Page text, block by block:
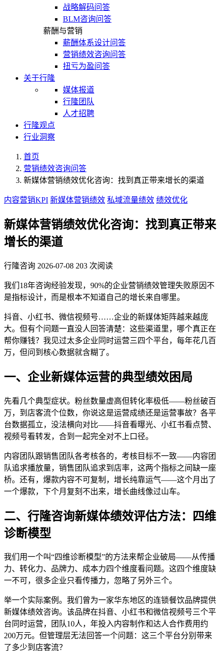
战略解码问答
BLM咨询问答
薪酬与营销
薪酬体系设计问答
营销绩效咨询问答
扭亏为盈问答
关于行隆
媒体报道
行隆团队
人才招聘
行隆观点
行业洞察
首页
营销绩效咨询问答
新媒体营销绩效优化咨询：找到真正带来增长的渠道
内容营销KPI 新媒体营销绩效 私域流量绩效 绩效优化
新媒体营销绩效优化咨询：找到真正带来
增长的渠道
行隆咨询 2026-07-08 203 次阅读
我们18年咨询经验发现，90%的企业营销绩效管理失败原因不
是指标设计，而是根本不知道自己的增长来自哪里。
抖音、小红书、微信视频号……企业的新媒体矩阵越来越庞
大。但有个问题一直没人回答清楚：这些渠道里，哪个真正在
帮你赚钱？我见过太多企业同时运营三四个平台，每年花几百
万，但问到核心数据就含糊了。
一、企业新媒体运营的典型绩效困局
先看几个典型症状。粉丝数量虚高但转化率极低——粉丝破百
万，到店客流个位数，你说这是运营成绩还是运营事故？各平
台数据孤立，没法横向对比——抖音看曝光、小红书看点赞、
视频号看转发，合到一起完全对不上口径。
内容团队跟销售团队各考核各的，考核目标不一致——内容团
队追求播放量，销售团队追求到店率，这两个指标之间缺一座
桥。还有，爆款内容不可复制，增长纯靠运气——这个月出了
一个爆款，下个月复刻不出来，增长曲线像过山车。
二、行隆咨询新媒体绩效评估方法：四维
诊断模型
我们用一个叫“四维诊断模型”的方法来帮企业破局——从传播
力、转化力、品牌力、成本力四个维度看问题。这四个维度缺
一不可，很多企业只看传播力，忽略了另外三个。
举一个实际案例。我们曾为一家华东地区的连锁餐饮品牌提供
新媒体绩效咨询。该品牌在抖音、小红书和微信视频号三个平
台同时运营，团队10人，年投入内容制作和达人合作费用约
200万元。但管理层无法回答一个问题：这三个平台分别带来
了多少到店客流？